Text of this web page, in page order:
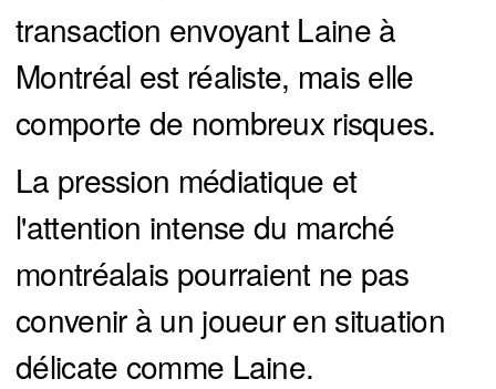
transaction envoyant Laine à
Montréal est réaliste, mais elle
comporte de nombreux risques.
La pression médiatique et
l'attention intense du marché
montréalais pourraient ne pas
convenir à un joueur en situation
délicate comme Laine.